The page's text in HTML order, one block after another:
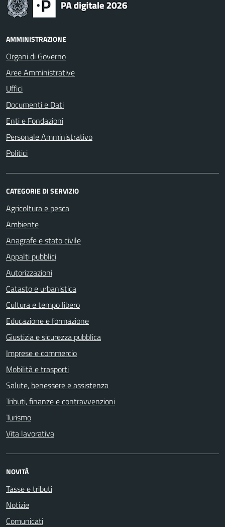
AMMINISTRAZIONE
Organi di Governo
Aree Amministrative
Uffici
Documenti e Dati
Enti e Fondazioni
Personale Amministrativo
Politici
CATEGORIE DI SERVIZIO
Agricoltura e pesca
Ambiente
Anagrafe e stato civile
Appalti pubblici
Autorizzazioni
Catasto e urbanistica
Cultura e tempo libero
Educazione e formazione
Giustizia e sicurezza pubblica
Imprese e commercio
Mobilità e trasporti
Salute, benessere e assistenza
Tributi, finanze e contravvenzioni
Turismo
Vita lavorativa
NOVITÀ
Tasse e tributi
Notizie
Comunicati